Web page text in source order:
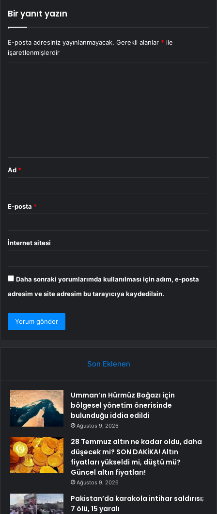
Bir yanıt yazın
E-posta adresiniz yayınlanmayacak. Gerekli alanlar * ile
işaretlenmişlerdir
Ad *
E-posta *
İnternet sitesi
Daha sonraki yorumlarımda kullanılması için adım, e-posta
adresim ve site adresim bu tarayıcıya kaydedilsin.
Son Eklenen
Umman’ın Hürmüz Boğazı için
bölgesel yönetim önerisinde
bulunduğu iddia edildi
Ağustos 9, 2026
28 Temmuz altın ne kadar oldu, daha
düşecek mi? SON DAKİKA! Altın
fiyatları yükseldi mi, düştü mü?
Güncel altın fiyatları!
Ağustos 9, 2026
Pakistan’da karakola intihar saldırısı;
7 ölü, 15 yaralı